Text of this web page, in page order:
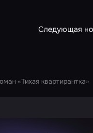
Следующая
«Тихая квартирантка»